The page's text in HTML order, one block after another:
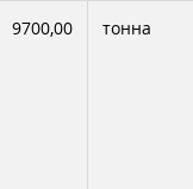
9700,00 тонна